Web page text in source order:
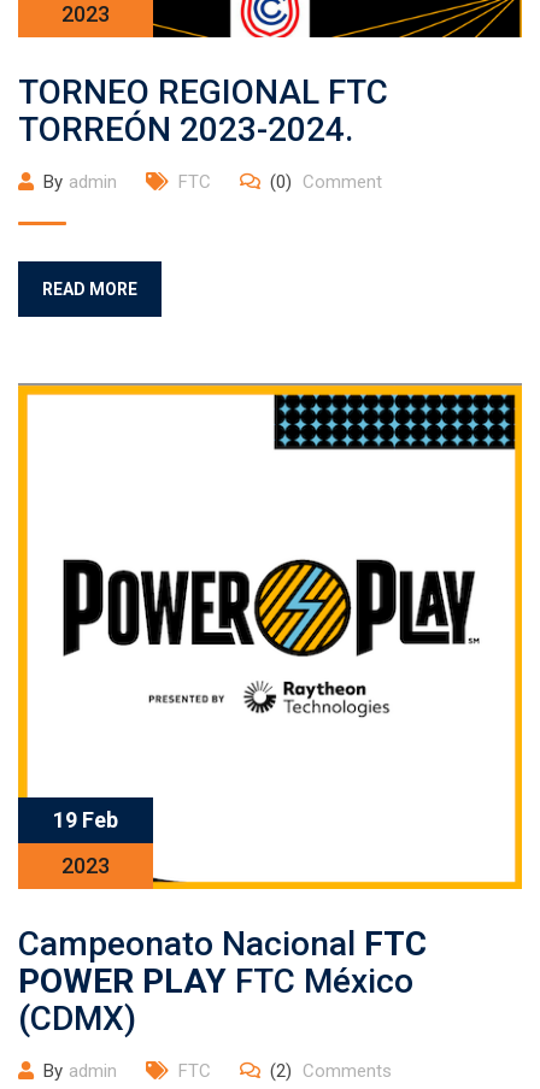
2023
TORNEO REGIONAL FTC
TORREÓN 2023-2024.
By admin FTC (0) Comment
READ MORE
19 Feb
2023
Campeonato Nacional FTC
POWER PLAY FTC México
(CDMX)
By admin FTC (2) Comments